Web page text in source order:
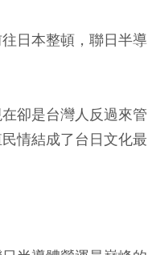
日本整頓，聯日半導
卻是台灣人反過來管
情結成了台日文化最